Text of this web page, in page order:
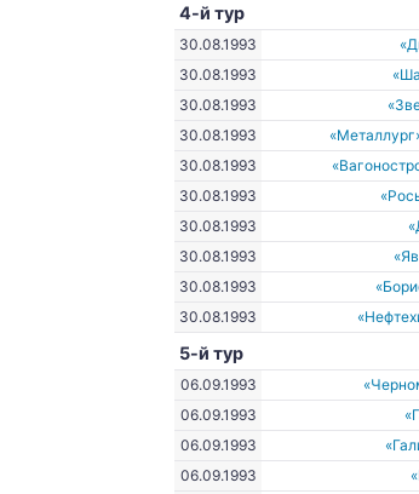
4-й тур
30.08.1993
30.08.1993
30.08.1993
30.08.1993
30.08.1993
30.08.1993
30.08.1993
30.08.1993
30.08.1993
30.08.1993
5-й тур
06.09.1993
06.09.1993
06.09.1993
06.09.1993